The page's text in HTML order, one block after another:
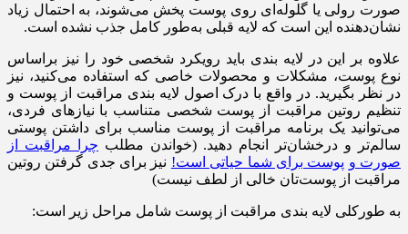
صورت رولی یا گلوله‌ای روی پوست پخش می‌شوند، به احتمال زیاد
نشان‌دهنده این است که لایه قبلی به‌طور کامل جذب نشده است.
علاوه بر این در لایه بندی باید رویکرد شخصی خود را نیز براساس
نوع پوست، مشکلات و محصولات خاصی که استفاده می‌کنید، نیز
در نظر بگیرید. در واقع با درک اصول لایه بندی مراقبت از پوست و
تنظیم روتین مراقبت از پوست شخصی متناسب با نیازهای فردی،
می‌توانید یک برنامه مراقبت از پوست مناسب برای داشتن پوستی
سالم‌تر و درخشان‌تر انجام دهید. (خواندن مطلب چرا مراقبت از
صورت و پوست برای شما حیاتی است! نیز برای جدی گرفتن روتین
مراقبت از پوست‌تان خالی از لطف نیست)
به طورکلی لایه بندی مراقبت از پوست شامل مراحل زیر است: